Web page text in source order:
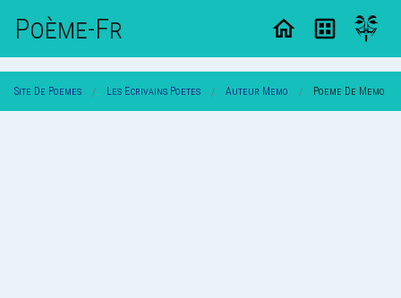
Poème-Fr
Site De Poemes Les Ecrivains Poetes Auteur Memo Poeme De Memo